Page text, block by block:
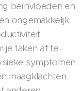
beïnvloeden en
ongemakkelijk
je taken af te
symptomen
maagklachten.